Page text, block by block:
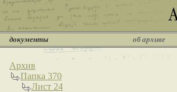
документы об архиве
Архив
Папка 370
Лист 24